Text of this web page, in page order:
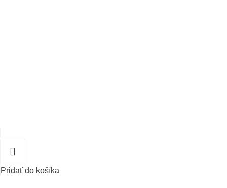
Pridať do košíka